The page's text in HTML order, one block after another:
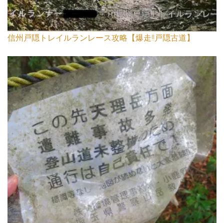
信州戸隠トレイルランレース攻略【爆走!!戸隠古道】